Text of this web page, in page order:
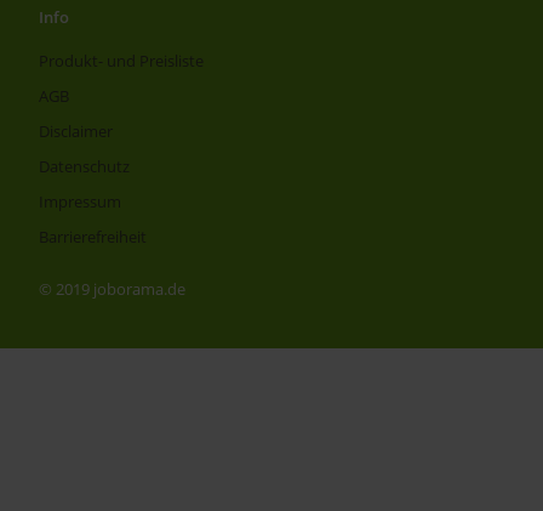
Info
Produkt- und Preisliste
AGB
Disclaimer
Datenschutz
Impressum
Barrierefreiheit
© 2019 joborama.de